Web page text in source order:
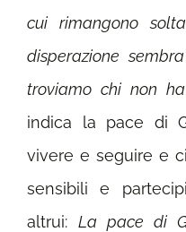
cui rimangono
disperazione
troviamo chi non
indica la pace di
vivere e seguire e
sensibili e
altrui: La pace di